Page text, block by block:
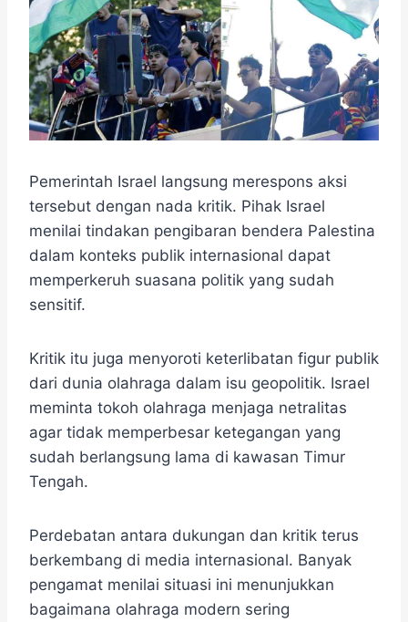
Pemerintah Israel langsung merespons aksi
tersebut dengan nada kritik. Pihak Israel
menilai tindakan pengibaran bendera Palestina
dalam konteks publik internasional dapat
memperkeruh suasana politik yang sudah
sensitif.
Kritik itu juga menyoroti keterlibatan figur publik
dari dunia olahraga dalam isu geopolitik. Israel
meminta tokoh olahraga menjaga netralitas
agar tidak memperbesar ketegangan yang
sudah berlangsung lama di kawasan Timur
Tengah.
Perdebatan antara dukungan dan kritik terus
berkembang di media internasional. Banyak
pengamat menilai situasi ini menunjukkan
bagaimana olahraga modern sering